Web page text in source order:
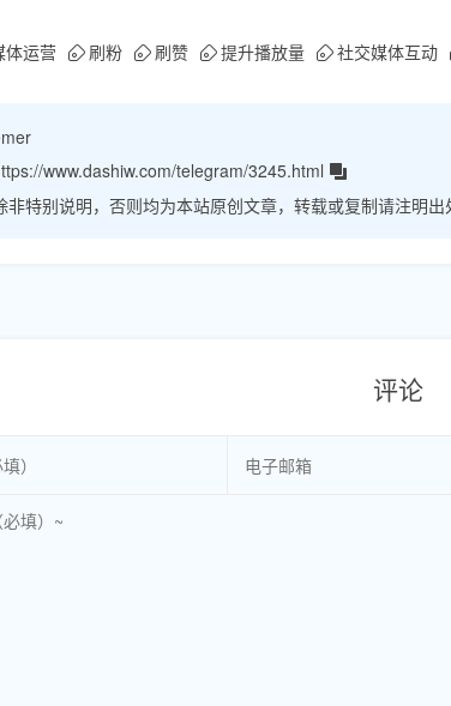
体运营 刷粉 刷赞 提升播放量 社交媒体互动
www.dashiw.com/telegram/3245.html
非特别说明，否则均为本站原创文章，转载或复制请注明出
评论